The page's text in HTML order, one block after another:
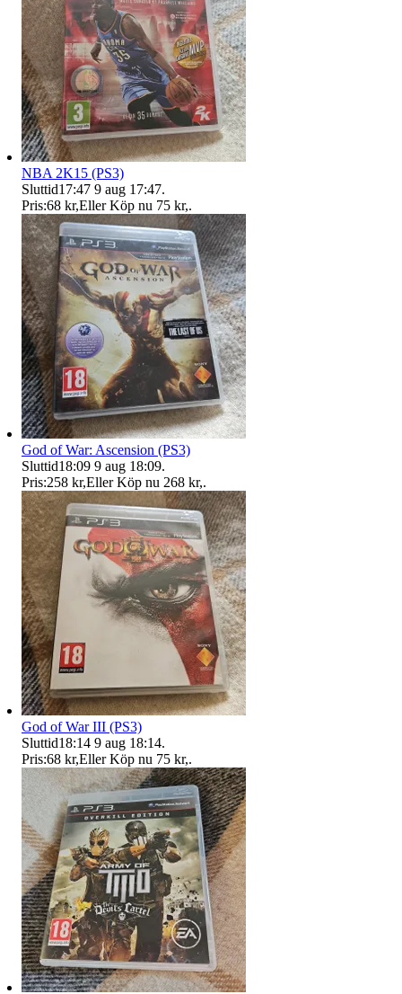
NBA 2K15 (PS3)
Sluttid17:47 9 aug 17:47.
Pris:68 kr,Eller Köp nu 75 kr,.
God of War: Ascension (PS3)
Sluttid18:09 9 aug 18:09.
Pris:258 kr,Eller Köp nu 268 kr,.
God of War III (PS3)
Sluttid18:14 9 aug 18:14.
Pris:68 kr,Eller Köp nu 75 kr,.